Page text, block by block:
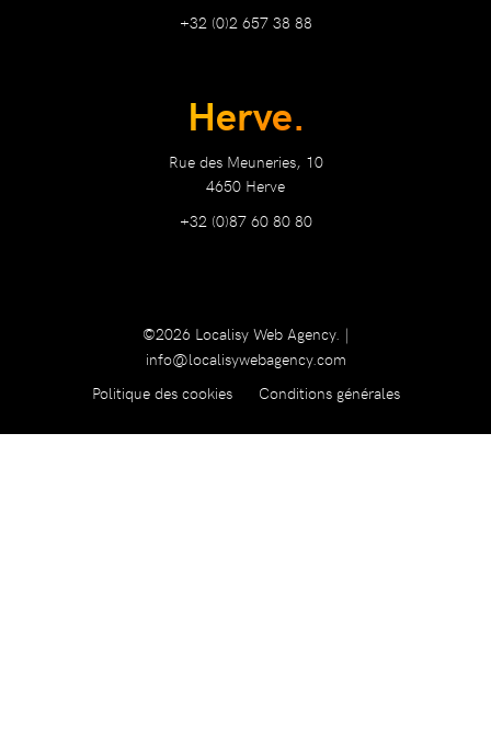
+32 (0)2 657 38 88
Herve.
Rue des Meuneries, 10
4650 Herve
+32 (0)87 60 80 80
©2026 Localisy Web Agency. |
info@localisywebagency.com
Politique des cookies
Conditions générales